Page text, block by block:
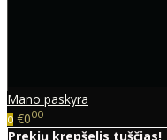
Mano paskyra
0 €000
Prekių krepšelis tuščias!